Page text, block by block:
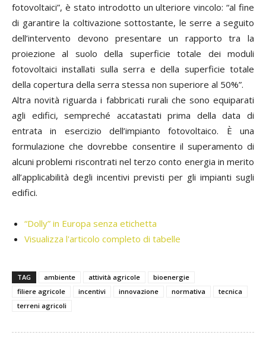
fotovoltaici”, è stato introdotto un ulteriore vincolo: “al fine
di garantire la coltivazione sottostante, le serre a seguito
dell’intervento devono presentare un rapporto tra la
proiezione al suolo della superficie totale dei moduli
fotovoltaici installati sulla serra e della superficie totale
della copertura della serra stessa non superiore al 50%”.
Altra novità riguarda i fabbricati rurali che sono equiparati
agli edifici, sempreché accatastati prima della data di
entrata in esercizio dell’impianto fotovoltaico. È una
formulazione che dovrebbe consentire il superamento di
alcuni problemi riscontrati nel terzo conto energia in merito
all’applicabilità degli incentivi previsti per gli impianti sugli
edifici.
“Dolly” in Europa senza etichetta
Visualizza l'articolo completo di tabelle
TAG ambiente attività agricole
bioenergie
filiere agricole
incentivi innovazione normativa
tecnica
terreni agricoli